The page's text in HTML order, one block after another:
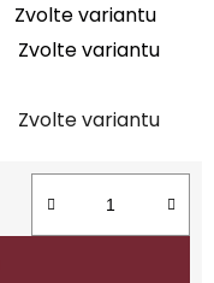
Zvolte variantu
Zvolte variantu
Zvolte variantu